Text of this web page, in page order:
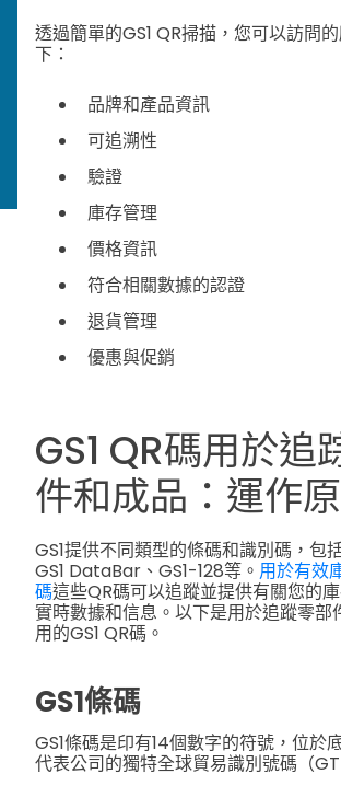
透過簡單的GS1 QR掃描，您可以訪問
下：
品牌和產品資訊
可追溯性
驗證
庫存管理
價格資訊
符合相關數據的認證
退貨管理
優惠與促銷
GS1 QR碼用於追
件和成品：運作
GS1提供不同類型的條碼和識別碼，包
GS1 DataBar、GS1-128等。 用於有效
碼這些QR碼可以追蹤並提供有關您的
實時數據和信息。以下是用於追蹤零部
用的GS1 QR碼。
GS1條碼
GS1條碼是印有14個數字的符號，位於
代表公司的獨特全球貿易識別號碼（